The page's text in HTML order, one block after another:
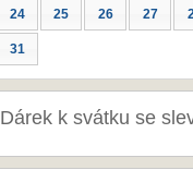
24 25 26 27
31
Dárek k svátku se